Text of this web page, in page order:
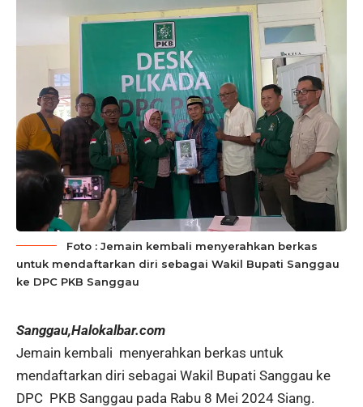
Foto : Jemain kembali menyerahkan berkas
untuk mendaftarkan diri sebagai Wakil Bupati Sanggau
ke DPC PKB Sanggau
Sanggau,Halokalbar.com
Jemain kembali menyerahkan berkas untuk
mendaftarkan diri sebagai Wakil Bupati Sanggau ke
DPC PKB Sanggau pada Rabu 8 Mei 2024 Siang.